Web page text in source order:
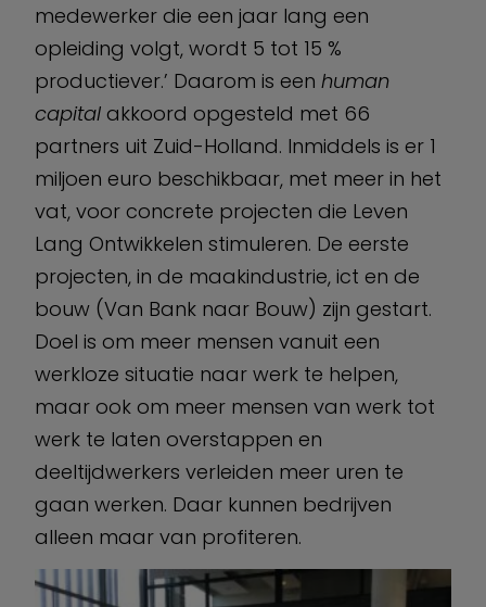
medewerker die een jaar lang een
opleiding volgt, wordt 5 tot 15 %
productiever.’ Daarom is eenhuman
capital akkoord opgesteld met 66
partners uit Zuid-Holland. Inmiddels is er 1
miljoen euro beschikbaar, met meer in het
vat, voor concrete projecten die Leven
Lang Ontwikkelen stimuleren. De eerste
projecten, in de maakindustrie, ict en de
bouw (Van Bank naar Bouw) zijn gestart.
Doel is om meer mensen vanuit een
werkloze situatie naar werk te helpen,
maar ook om meer mensen van werk tot
werk te laten overstappen en
deeltijdwerkers verleiden meer uren te
gaan werken. Daar kunnen bedrijven
alleen maar van profiteren.